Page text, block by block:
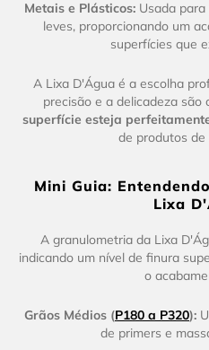
Metais e Plásticos:Usada para
leves, proporcionando um
superfícies que
A Lixa D'Água é a escolha
precisão e a delicadeza são
superfície esteja
de produtos
Mini Guia:
Lixa
A granulometria da Lixa
indicando um nível de finura
o
Grãos Médios (P180 a P320):
de primers e